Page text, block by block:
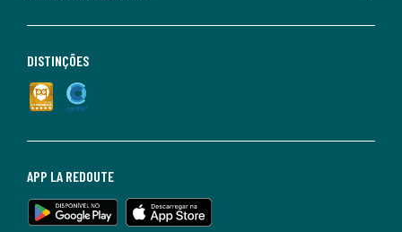
APP LA REDOUTE
DISTINÇÕES